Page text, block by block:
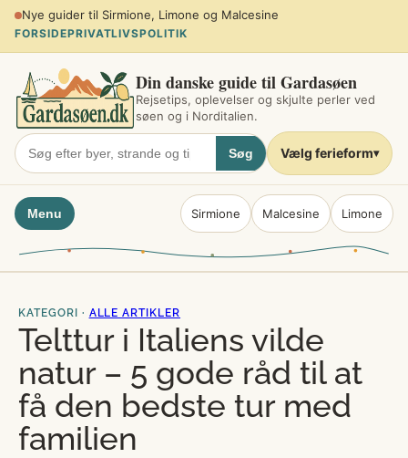
Spring
indhold
Planlæg sommerferien ved søen
FORSIDEPRIVATLIVSPOLITIK
Din danske guide til Gardasøen
Rejsetips, oplevelser og skjulte perler ved
søen og i Norditalien.
Søg Vælg ferieform▾
Menu Sirmione Malcesine Limone
KATEGORI · ALLE ARTIKLER
Telttur i Italiens vilde
natur – 5 gode råd til at
få den bedste tur med
familien